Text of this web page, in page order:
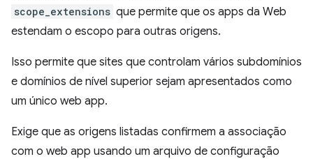
scope_extensions que permite que os apps da Web
estendam o escopo para outras origens.
Isso permite que sites que controlam vários subdomínios
e domínios de nível superior sejam apresentados como
um único web app.
Exige que as origens listadas confirmem a associação
com o web app usando um arquivo de configuração